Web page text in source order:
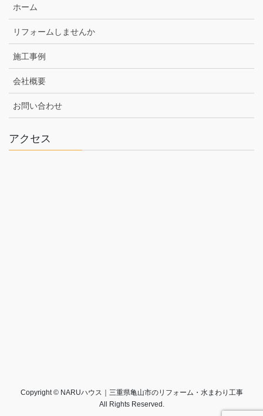
ホーム
リフォームしませんか
施工事例
会社概要
お問い合わせ
アクセス
Copyright © NARUハウス｜三重県亀山市のリフォーム・水まわり工事
All Rights Reserved.